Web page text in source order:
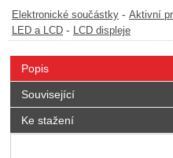
Elektronické součástky - Aktivní
LED a LCD - LCD displeje
Popis
Související
Ke stažení